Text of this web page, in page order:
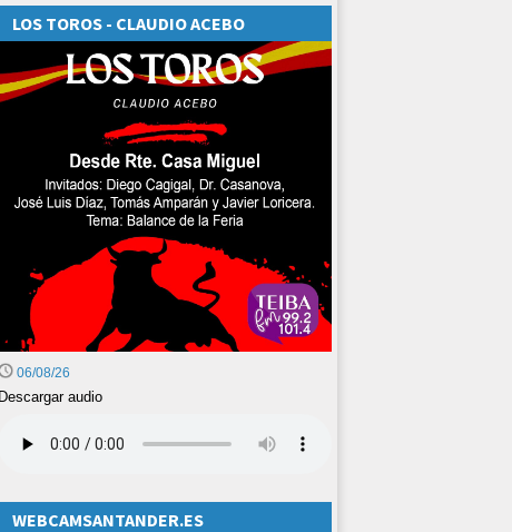
LOS TOROS - CLAUDIO ACEBO
06/08/26
Descargar audio
WEBCAMSANTANDER.ES